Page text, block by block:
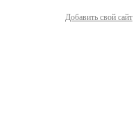
Добавить свой сайт